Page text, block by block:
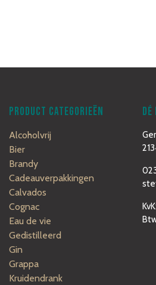
PRODUCT CATEGORIEËN
Alcoholvrij
Bier
Brandy
Cadeauverpakkingen
Calvados
Cognac
Eau de vie
Gedistilleerd
Gin
Grappa
Kruidendrank